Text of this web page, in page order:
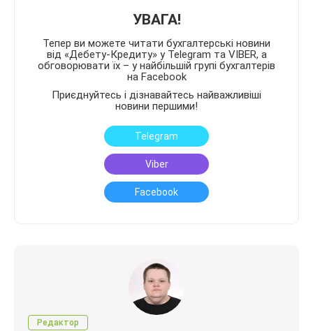
УВАГА!
Тепер ви можете читати бухгалтерські новини
від «Дебету-Кредиту» у Telegram та VIBER, а
обговорювати їх – у найбільшій групі бухгалтерів
на Facebook
Приєднуйтесь і дізнавайтесь найважливіші
новини першими!
Telegram
Viber
Facebook
Редактор